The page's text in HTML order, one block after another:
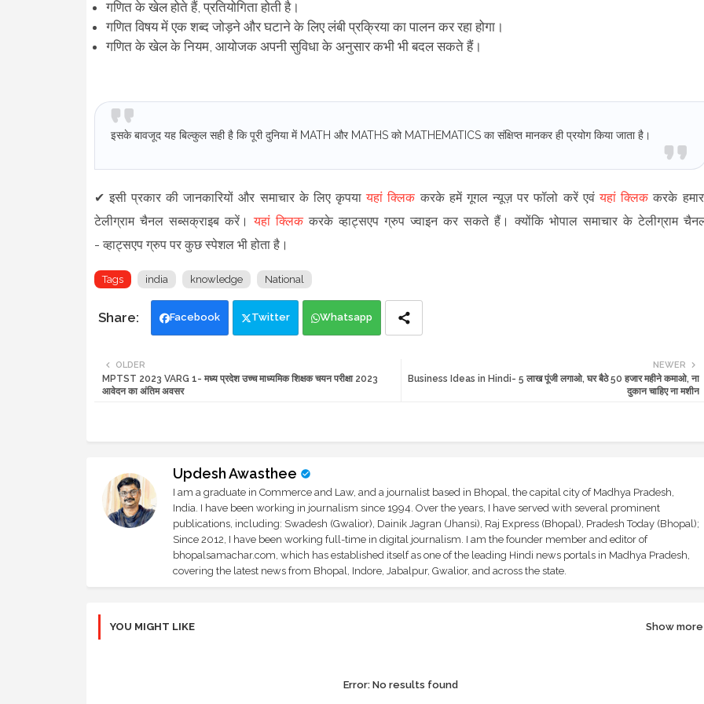
गणित के खेल होते हैं, प्रतियोगिता होती है।
गणित विषय में एक शब्द जोड़ने और घटाने के लिए लंबी प्रक्रिया का पालन कर रहा होगा।
गणित के खेल के नियम, आयोजक अपनी सुविधा के अनुसार कभी भी बदल सकते हैं।
इसके बावजूद यह बिल्कुल सही है कि पूरी दुनिया में MATH और MATHS को MATHEMATICS का संक्षिप्त मानकर ही प्रयोग किया जाता है।
✔ इसी प्रकार की जानकारियों और समाचार के लिए कृपयायहां क्लिक करके हमें गूगल न्यूज़ पर फॉलो करें एवंयहां क्लिक करके
टेलीग्राम चैनल सब्सक्राइब करें।यहां क्लिककरके व्हाट्सएप ग्रुप ज्वाइन कर सकते हैं। क्योंकि भोपाल समाचार के टेलीग्राम
- व्हाट्सएप ग्रुपपर कुछ स्पेशल भी होता है।
Tags india knowledge National
Facebook Twitter Whatsapp
NEWER
Business Ideas in Hindi- 5 लाख पूंजी लगाओ, घर बैठे 50 हजार महीने कमाओ, ना
दुकान चाहिए ना मशीन
OLDER
MPTST 2023 VARG 1- मध्य प्रदेश उच्च माध्यमिक शिक्षक चयन परीक्षा 2023
आवेदन का अंतिम अवसर
Updesh Awasthee
I am a graduate in Commerce and Law, and a journalist based in Bhopal, the capital city of Madhya Pradesh,
India. I have been working in journalism since 1994. Over the years, I have served with several prominent
publications, including: Swadesh (Gwalior), Dainik Jagran (Jhansi), Raj Express (Bhopal), Pradesh Today (Bhopal);
Since 2012, I have been working full-time in digital journalism. I am the founder member and editor of
bhopalsamachar.com, which has established itself as one of the leading Hindi news portals in Madhya Pradesh,
covering the latest news from Bhopal, Indore, Jabalpur, Gwalior, and across the state.
YOU MIGHT LIKE Show more
Error:No results found